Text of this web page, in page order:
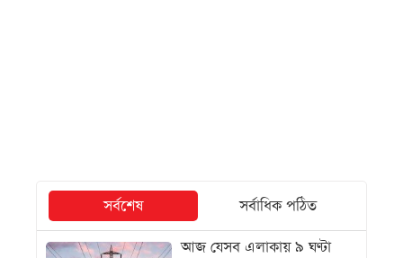
সর্বশেষ
সর্বাধিক পঠিত
আজ যেসব এলাকায় ৯ ঘণ্টা